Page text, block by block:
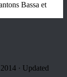
Bassa et
· Updated